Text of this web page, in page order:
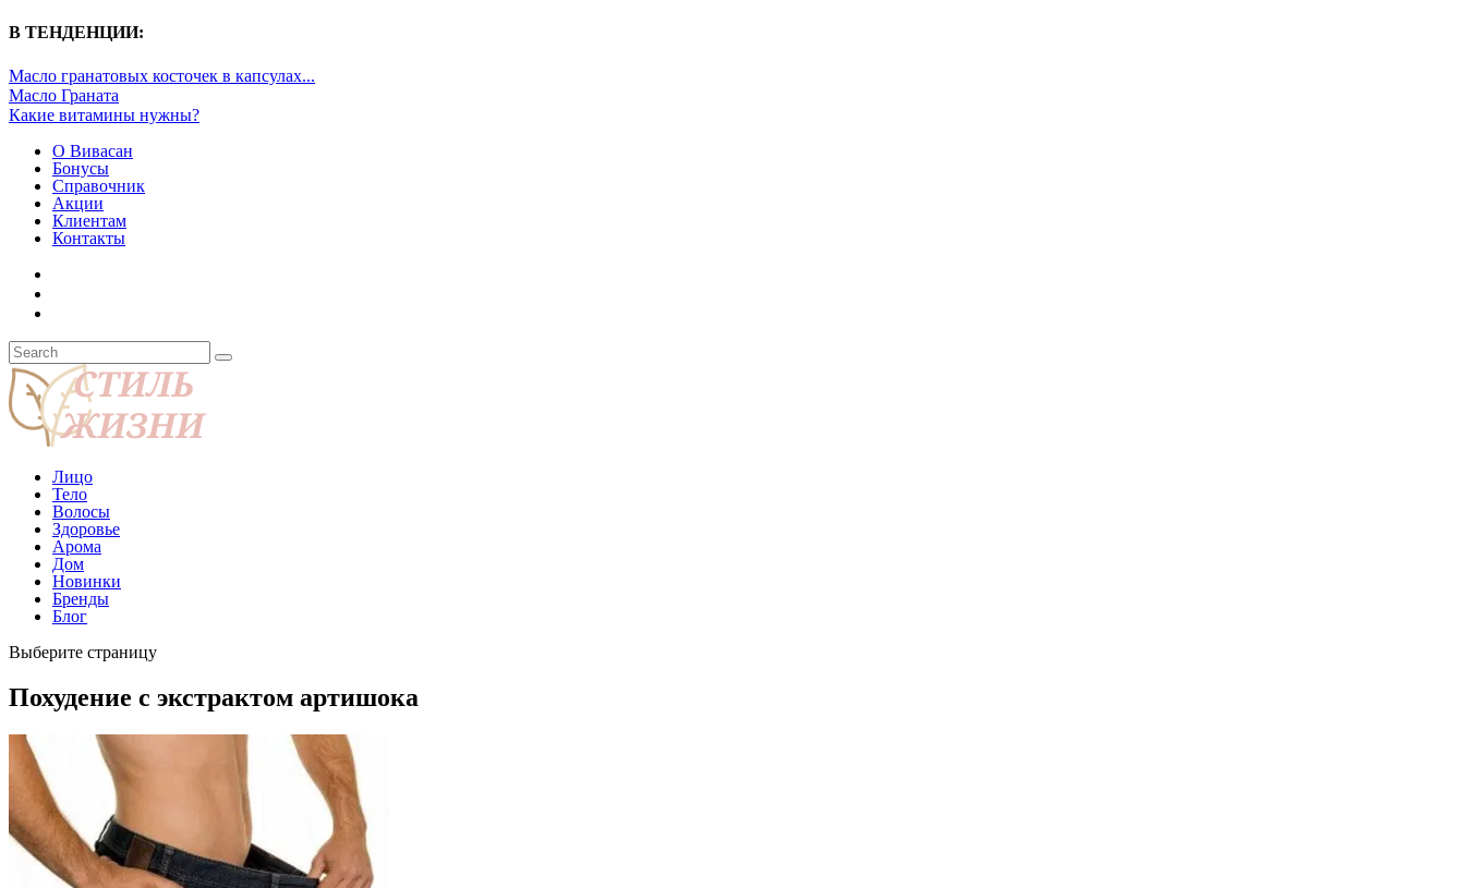
В ТЕНДЕНЦИИ:
Масло гранатовых косточек в капсулах...
Масло Граната
Какие витамины нужны?
О Вивасан
Бонусы
Справочник
Акции
Клиентам
Контакты
Лицо
Тело
Волосы
Здоровье
Арома
Дом
Новинки
Бренды
Блог
Выберите страницу
Похудение с экстрактом артишока